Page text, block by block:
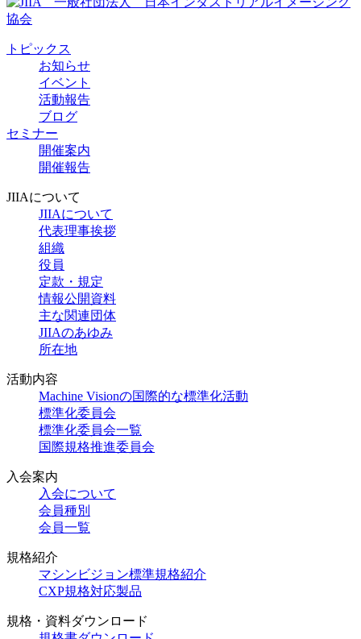
トピックス
お知らせ
イベント
活動報告
ブログ
セミナー
開催案内
開催報告
JIIAについて
JIIAについて
代表理事挨拶
組織
役員
定款・規定
情報公開資料
主な関連団体
JIIAのあゆみ
所在地
活動内容
Machine Visionの国際的な標準化活動
標準化委員会
標準化委員会一覧
国際規格推進委員会
入会案内
入会について
会員種別
会員一覧
規格紹介
マシンビジョン標準規格紹介
CXP規格対応製品
規格・資料ダウンロード